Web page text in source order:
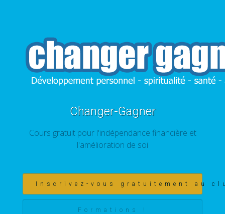
Changer-Gagner
Cours gratuit pour l'indépendance financière et
l'amélioration de soi
Inscrivez-vous gratuitement au
Formations !